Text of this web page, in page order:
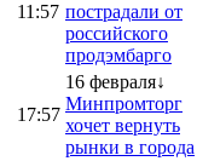
11:57 пострадали от
российского
продэмбарго
17:57
16 февраля↓
Минпромторг
хочет вернуть
рынки в города